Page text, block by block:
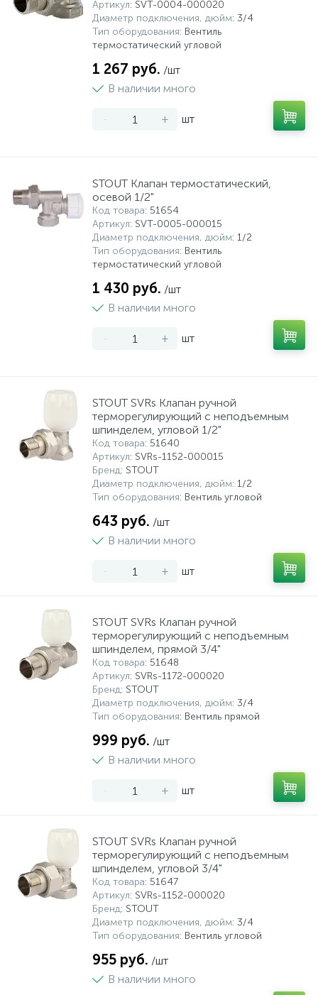
Артикул: SVT-0004-000020
Диаметр подключения, дюйм: 3/4
Тип оборудования: Вентиль
термостатический угловой
1 267 руб. /шт
В наличии много
- + шт
STOUT Клапан термостатический,
осевой 1/2"
Код товара: 51654
Артикул: SVT-0005-000015
Диаметр подключения, дюйм: 1/2
Тип оборудования: Вентиль
термостатический угловой
1 430 руб. /шт
В наличии много
- + шт
STOUT SVRs Клапан ручной
терморегулирующий с неподъемным
шпинделем, угловой 1/2"
Код товара: 51640
Артикул: SVRs-1152-000015
Бренд: STOUT
Диаметр подключения, дюйм: 1/2
Тип оборудования: Вентиль угловой
643 руб. /шт
В наличии много
- + шт
STOUT SVRs Клапан ручной
терморегулирующий с неподъемным
шпинделем, прямой 3/4"
Код товара: 51648
Артикул: SVRs-1172-000020
Бренд: STOUT
Диаметр подключения, дюйм: 3/4
Тип оборудования: Вентиль прямой
999 руб. /шт
В наличии много
- + шт
STOUT SVRs Клапан ручной
терморегулирующий с неподъемным
шпинделем, угловой 3/4"
Код товара: 51647
Артикул: SVRs-1152-000020
Бренд: STOUT
Диаметр подключения, дюйм: 3/4
Тип оборудования: Вентиль угловой
955 руб. /шт
В наличии много